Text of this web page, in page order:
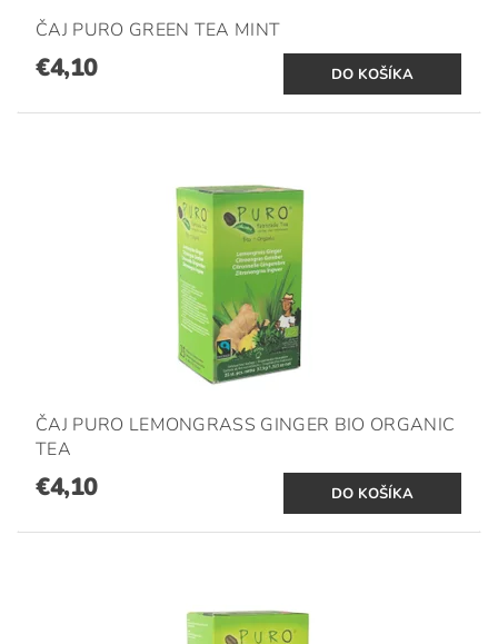
ČAJ PURO GREEN TEA MINT
€4,10
ČAJ PURO LEMONGRASS GINGER BIO ORGANIC
TEA
€4,10